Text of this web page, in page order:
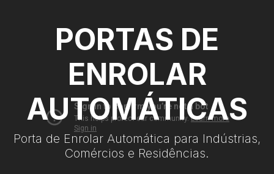
PORTAS DE
ENROLAR
AUTOMÁTICAS
Porta de Enrolar Automática para Indústrias,
Comércios e Residências.